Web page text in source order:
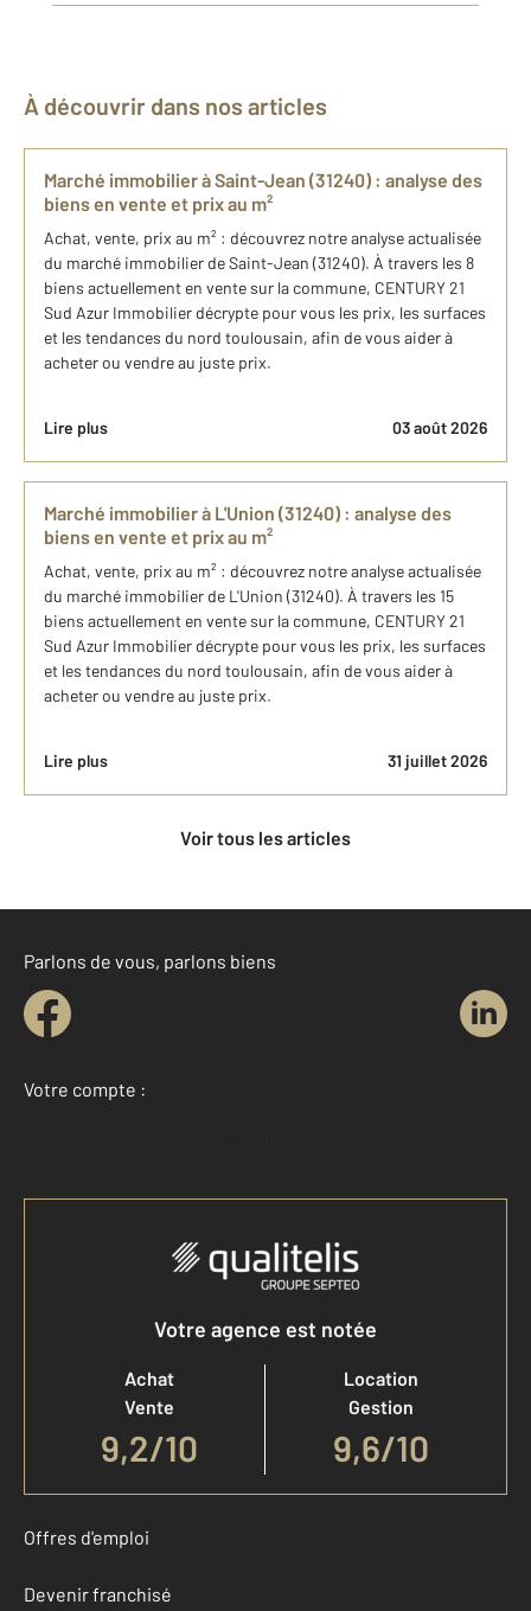
À découvrir dans nos articles
Marché immobilier à Saint-Jean (31240) : analyse des
biens en vente et prix au m²
Achat, vente, prix au m² : découvrez notre analyse actualisée
du marché immobilier de Saint-Jean (31240). À travers les 8
biens actuellement en vente sur la commune, CENTURY 21
Sud Azur Immobilier décrypte pour vous les prix, les surfaces
et les tendances du nord toulousain, afin de vous aider à
acheter ou vendre au juste prix.
Lire plus 03 août 2026
Marché immobilier à L'Union (31240) : analyse des
biens en vente et prix au m²
Achat, vente, prix au m² : découvrez notre analyse actualisée
du marché immobilier de L'Union (31240). À travers les 15
biens actuellement en vente sur la commune, CENTURY 21
Sud Azur Immobilier décrypte pour vous les prix, les surfaces
et les tendances du nord toulousain, afin de vous aider à
acheter ou vendre au juste prix.
Lire plus 31 juillet 2026
Voir tous les articles
Parlons de vous, parlons biens
Votre compte :
Accéder à mon compte
Votre agence est notée
Achat
Vente
9,2/10
Location
Gestion
9,6/10
Offres d'emploi
Devenir franchisé